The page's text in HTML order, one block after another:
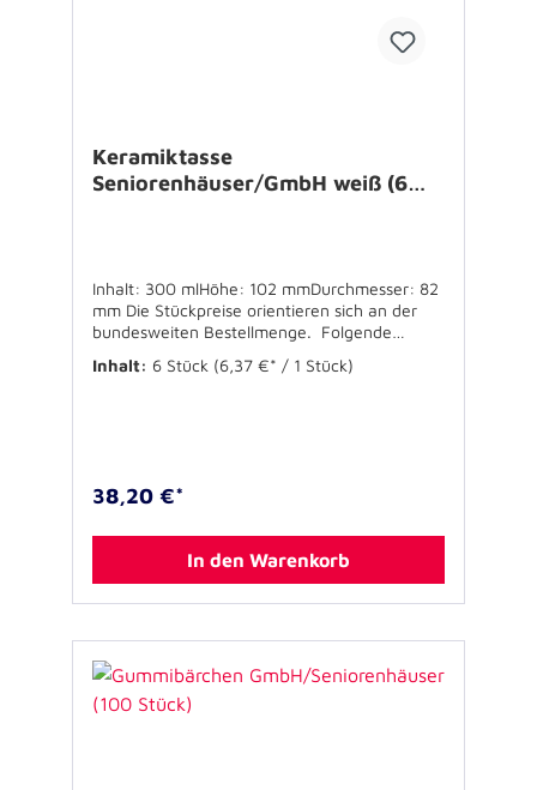
Keramiktasse
Seniorenhäuser/GmbH weiß (6
Inhalt: 300 mlHöhe: 102 mmDurchmesser: 82
mm Die Stückpreise orientieren sich an der
bundesweiten Bestellmenge. Folgende
Stück bei einer Gesamtauflage ab 144 Stück
Inhalt: 6 Stück (6,37 €* / 1 Stück)
38,20 €*
In den Warenkorb